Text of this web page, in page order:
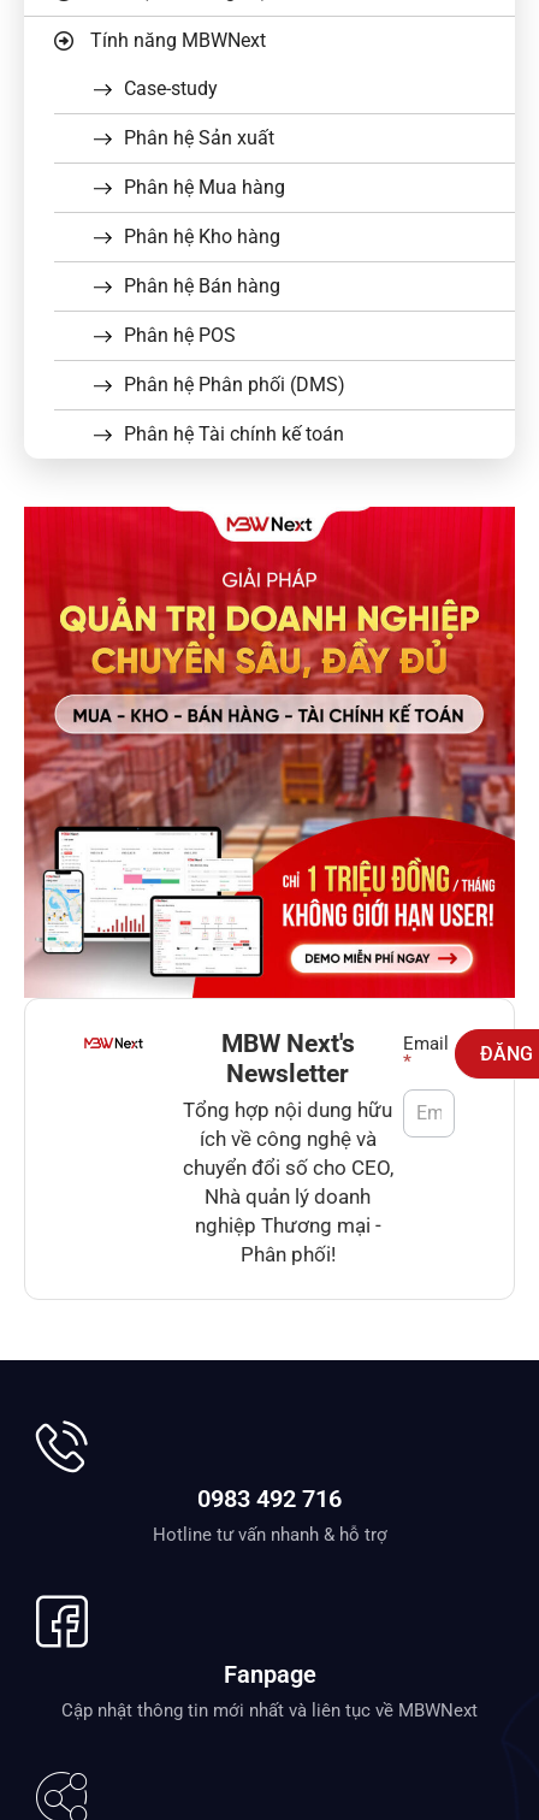
Tính năng MBWNext
Case-study
Phân hệ Sản xuất
Phân hệ Mua hàng
Phân hệ Kho hàng
Phân hệ Bán hàng
Phân hệ POS
Phân hệ Phân phối (DMS)
Phân hệ Tài chính kế toán
MBW Next's
Newsletter
Tổng hợp nội dung hữu
ích về công nghệ và
chuyển đổi số cho CEO,
Nhà quản lý doanh
nghiệp Thương mại -
Phân phối!
Newsletter
Email
*
ĐĂNG
0983 492 716
Hotline tư vấn nhanh & hỗ trợ
Fanpage
Cập nhật thông tin mới nhất và liên tục về MBWNext